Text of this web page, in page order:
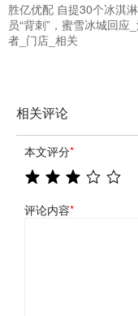
胜亿优配 自提30个冰淇
员“背刺”，蜜雪冰城回应
者_门店_相关
相关评论
本文评分*
评论内容*